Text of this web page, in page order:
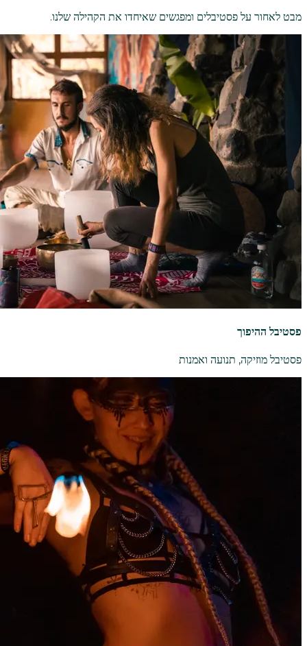
מבט לאחור על פסטיבלים ומפגשים שאיחדו את הקהילה שלנו.
פסטיבל ההיפוך
פסטיבל מוזיקה, תנועה ואמנות